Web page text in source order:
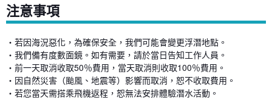
注意事項
・若因海況惡化，為確保安全，我們可能會變更浮潛地點。
・我們備有度數面鏡。如有需要，請於當日告知工作人員。
・前一天取消收取50％費用，當天取消則收取100％費用。
・因自然災害（颱風、地震等）影響而取消，恕不收取費用。
・若您當天需搭乘飛機返程，恕無法安排體驗潛水活動。